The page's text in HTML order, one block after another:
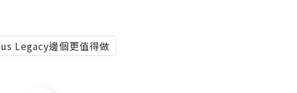
Legacy邊個更值得做